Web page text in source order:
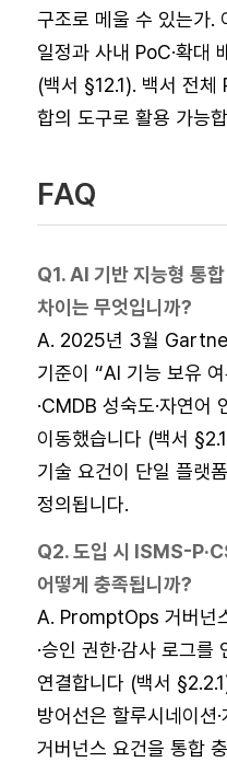
구조로 메울 수 있는가.
일정과 사내 PoC·확대
(백서 §12.1). 백서 전체
합의 도구로 활용 가능
FAQ
Q1. AI 기반 지능형 통
차이는 무엇입니까?
A. 2025년 3월
기준이 “AI 기능 보유
·CMDB 성숙도·자연어
이동했습니다 (백서
기술 요건이 단일 플랫
정의됩니다.
Q2. 도입 시 ISMS-
어떻게 충족됩니까?
A. PromptOps 거버넌
·승인 권한·감사 로그를
연결합니다 (백서
방어선은 할루시네이션·
거버넌스 요건을 통합